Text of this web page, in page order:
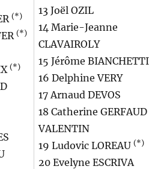
(*)
(*)
(*)
13 Joël OZIL
14 Marie-Jeanne
CLAVAIROLY
15 Jérôme BIANCHETTI
16 Delphine VERY
17 Arnaud DEVOS
18 Catherine GERFAUD
VALENTIN
19 Ludovic LOREAU (*)
20 Evelyne ESCRIVA